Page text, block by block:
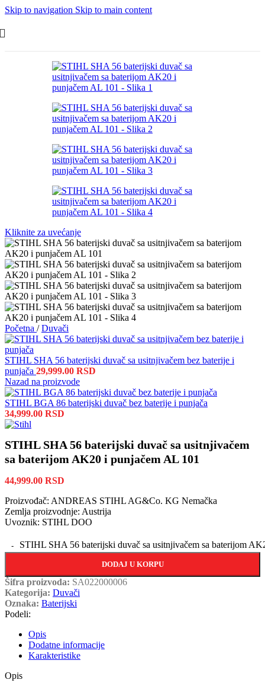
Skip to navigation Skip to main content
Kliknite za uvećanje
Početna / Duvači
STIHL SHA 56 baterijski duvač sa usitnjivačem bez baterije i
punjača 29,999.00 RSD
Nazad na proizvode
STIHL BGA 86 baterijski duvač bez baterije i punjača
34,999.00 RSD
STIHL SHA 56 baterijski duvač sa usitnjivačem
sa baterijom AK20 i punjačem AL 101
44,999.00 RSD
Proizvođač: ANDREAS STIHL AG&Co. KG Nemačka
Zemlja proizvodnje: Austrija
Uvoznik: STIHL DOO
STIHL SHA 56 baterijski duvač sa usitnjivačem sa baterijom
DODAJ U KORPU
Šifra proizvoda: SA022000006
Kategorija: Duvači
Oznaka: Baterijski
Podeli:
Opis
Dodatne informacije
Karakteristike
Opis